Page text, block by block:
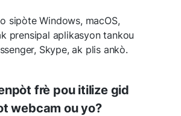
sipòte Windows, macOS,
prensipal aplikasyon tankou
Skype, ak plis ankò.
frè pou itilize gid
webcam ou yo?